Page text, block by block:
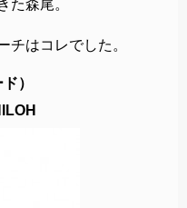
た森尾。
チはコレでした。
）